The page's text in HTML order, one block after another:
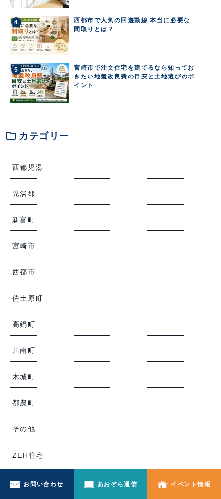
西都市で人気の回遊動線 本当に必要な
間取りとは？
宮崎市で注文住宅を建てるなら知ってお
きたい地盤改良費の目安と土地選びのポ
イント
folder カテゴリー
西都児湯
児湯郡
新富町
宮崎市
西都市
佐土原町
高鍋町
川南町
木城町
都農町
その他
ZEH住宅
お問い合わせ あおぞら通信 イベント情報